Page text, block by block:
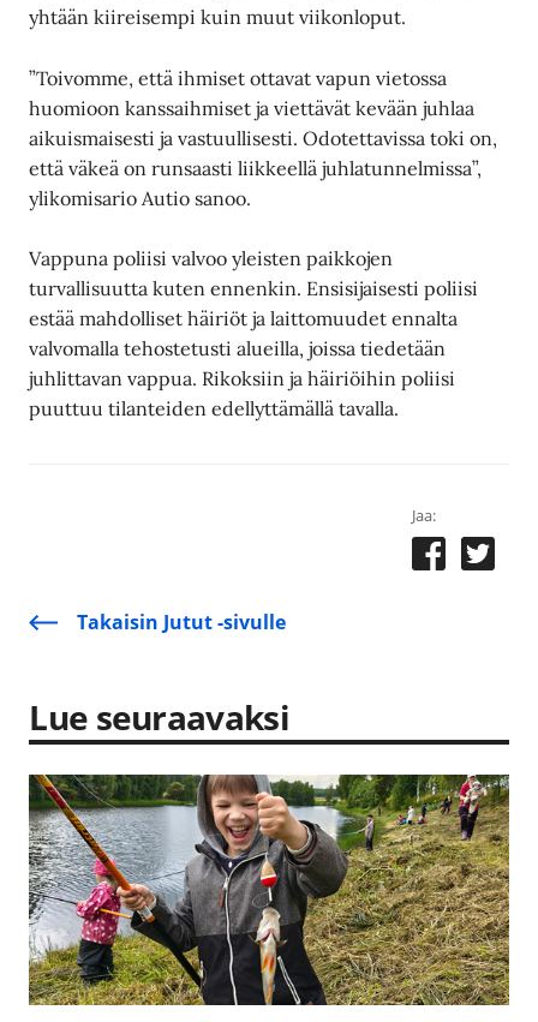
yhtään kiireisempi kuin muut viikonloput.
”Toivomme, että ihmiset ottavat vapun vietossa
huomioon kanssaihmiset ja viettävät kevään juhlaa
aikuismaisesti ja vastuullisesti. Odotettavissa toki on,
että väkeä on runsaasti liikkeellä juhlatunnelmissa”,
ylikomisario Autio sanoo.
Vappuna poliisi valvoo yleisten paikkojen
turvallisuutta kuten ennenkin. Ensisijaisesti poliisi
estää mahdolliset häiriöt ja laittomuudet ennalta
valvomalla tehostetusti alueilla, joissa tiedetään
juhlittavan vappua. Rikoksiin ja häiriöihin poliisi
puuttuu tilanteiden edellyttämällä tavalla.
Jaa:
Takaisin Jutut -sivulle
Lue seuraavaksi